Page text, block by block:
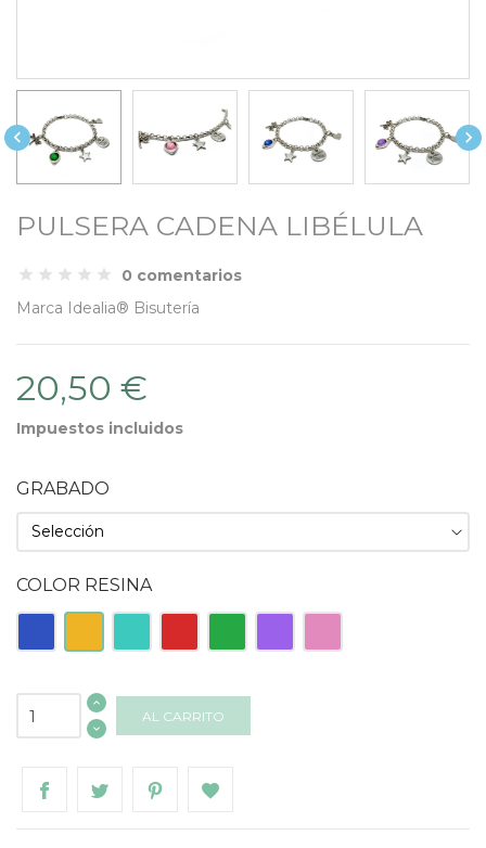
 
PULSERA CADENA LIBÉLULA
0 comentarios
Marca Idealia® Bisutería
20,50 €
Impuestos incluidos
GRABADO
COLOR RESINA
Naranja TurquesaRoja Verde Morado
AL CARRITO